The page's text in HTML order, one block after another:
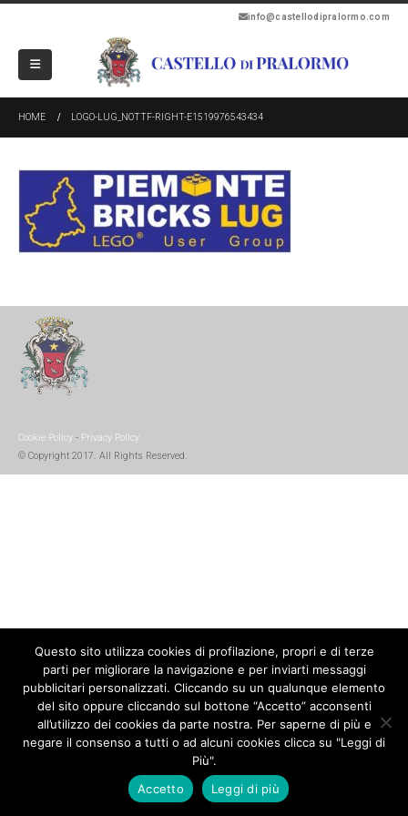
info@castellodipralormo.com
HOME LOGO-LUG_NOTTF-RIGHT-E1519976543434
Cookie Policy - Privacy Policy
© Copyright 2017. All Rights Reserved.
Questo sito utilizza cookies di profilazione, propri e di terze
parti per migliorare la navigazione e per inviarti messaggi
pubblicitari personalizzati. Cliccando su un qualunque elemento
del sito oppure cliccando sul bottone “Accetto” acconsenti
all’utilizzo dei cookies da parte nostra. Per saperne di più e
negare il consenso a tutti o ad alcuni cookies clicca su "Leggi di
Più".
Accetto
Leggi di più